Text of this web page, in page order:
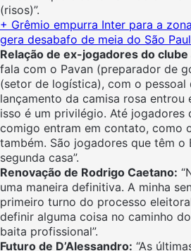
(risos)”.
+ Grêmio empurra Inter para a
gera desabafo de meia do São
Relação de ex-jogadores do
fala com o Pavan (preparador de
(setor de logística), com o pessoal
lançamento da camisa rosa entrou
isso é um privilégio. Até jogadores
comigo entram em contato, como
também. São jogadores que têm o
segunda casa”.
Renovação de Rodrigo Caetano:
uma maneira definitiva. A minha
primeiro turno do processo
definir alguma coisa no caminho
baita profissional”.
Futuro de D’Alessandro: “As